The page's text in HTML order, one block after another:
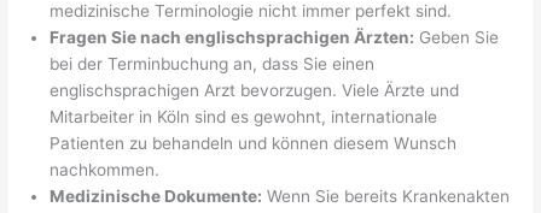
medizinische Terminologie nicht immer perfekt sind.
Fragen Sie nach englischsprachigen Ärzten: Geben Sie
bei der Terminbuchung an, dass Sie einen
englischsprachigen Arzt bevorzugen. Viele Ärzte und
Mitarbeiter in Köln sind es gewohnt, internationale
Patienten zu behandeln und können diesem Wunsch
nachkommen.
Medizinische Dokumente: Wenn Sie bereits Krankenakten